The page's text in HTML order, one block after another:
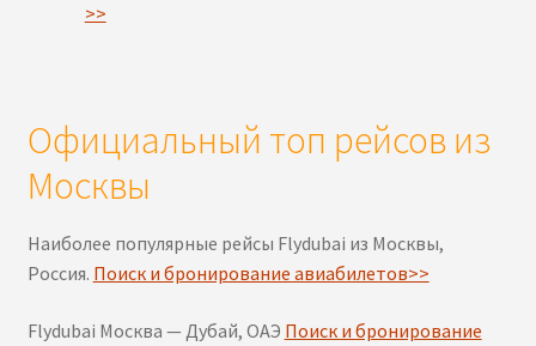
>>
Официальный топ рейсов из
Москвы
Наиболее популярные рейсы Flydubai из Москвы,
Россия. Поиск и бронирование авиабилетов>>
Flydubai Москва — Дубай, ОАЭ Поиск и бронирование